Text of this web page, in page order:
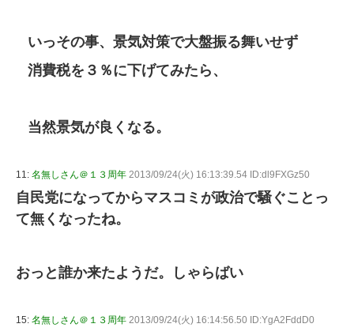
いっその事、景気対策で大盤振る舞いせず
消費税を３％に下げてみたら、
当然景気が良くなる。
11: 名無しさん＠１３周年 2013/09/24(火) 16:13:39.54 ID:dl9FXGz50
自民党になってからマスコミが政治で騒ぐことっ
て無くなったね。
おっと誰か来たようだ。しゃらばい
15: 名無しさん＠１３周年 2013/09/24(火) 16:14:56.50 ID:YgA2FddD0